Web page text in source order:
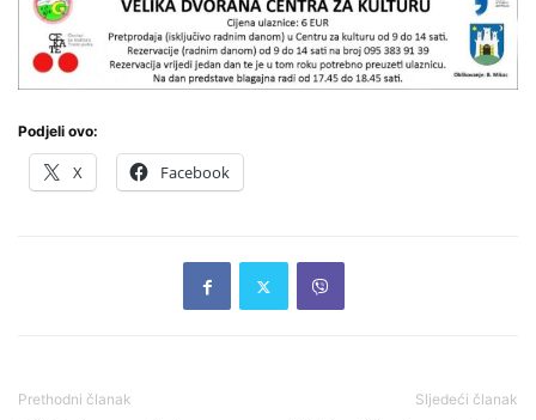
Podjeli ovo:
X Facebook
Prethodni članak Sljedeći članak